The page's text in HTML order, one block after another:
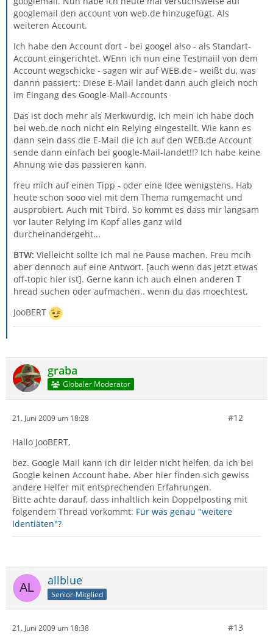
googlemail den account von web.de hinzugefügt. Als
weiteren Account.
Ich habe den Account dort - bei googel also - als Standart-
Account eingerichtet. WEnn ich nun eine Testmaiil von dem
Account wegschicke - sagen wir auf WEB.de - weißt du, was
dannn passiert;: Diese E-Mail landet dann auch gleich noch
im Eingang des Google-Mail-Accounts
Das ist doch mehr als Merkwürdig. ich mein ich habe doch
bei web.de noch nicht ein Relying eingestellt. Wie kann es
dann sein dass die E-Mail die ich auf den WEB.de Account
sende dann einfach bei google-Mail-landet!!? Ich habe keine
Ahnung wie das passieren kann.
freu mich auf einen Tipp - oder eine Idee wenigstens. Hab
heute schon sooo viel mit dem Thema rumgemacht und
ausprobiert. Auch mit Tbird. So kommt es dass mir langsam
vor lauter Relying im Kopf alles ganz wild
durcheinandergeht...
BTW: Vielleicht sollte ich mal ne Pause machen. Freu mcih
aber dennoch auf eine Antwort. [auch wenn das jetzt etwas
off-topic hier ist]. Gerne kann ich auch einen anderen T
hread suchen oder aufmachen.. wenn du das moechtest.
JooBERT
graba
Globaler Moderator
21. Juni 2009 um 18:28 #12
Hallo JooBERT,
bez. Google Mail kann ich dir leider nicht helfen, da ich bei
Google keinen Account habe. Aber hier finden sich gewiss
andere Helfer mit entsprechenden Erfahrungen.
Bitte achte darauf, dass inhaltlich kein Doppelposting mit
folgendem Thread vorkommt: Für was genau "weitere
Identiäten"?
allblue
Senior-Mitglied
21. Juni 2009 um 18:38 #13